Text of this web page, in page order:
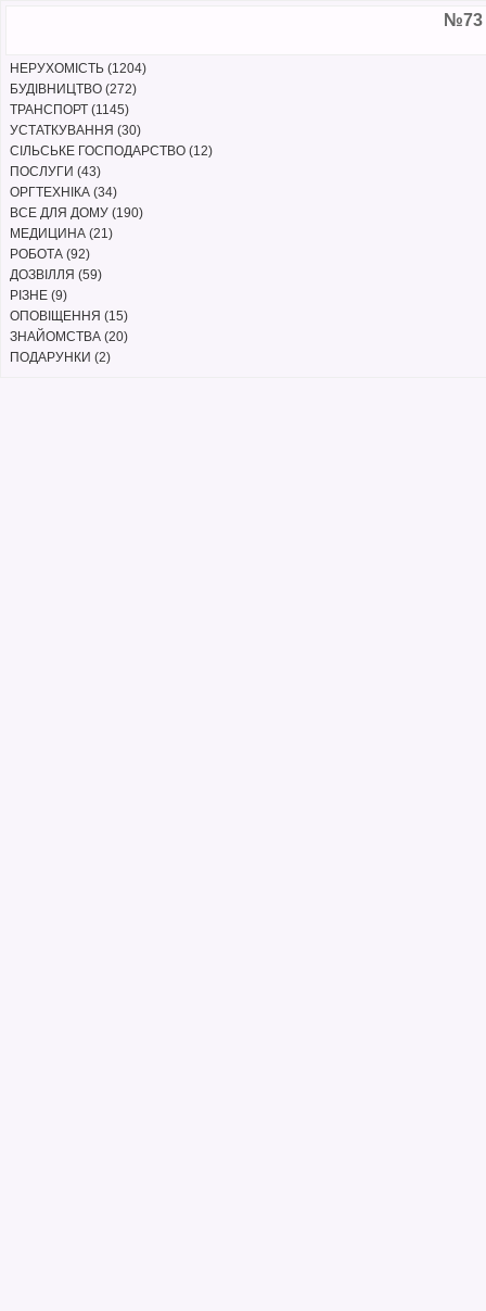
№73
НЕРУХОМІСТЬ (1204)
БУДІВНИЦТВО (272)
ТРАНСПОРТ (1145)
УСТАТКУВАННЯ (30)
СІЛЬСЬКЕ ГОСПОДАРСТВО (12)
ПОСЛУГИ (43)
ОРГТЕХНІКА (34)
ВСЕ ДЛЯ ДОМУ (190)
МЕДИЦИНА (21)
РОБОТА (92)
ДОЗВІЛЛЯ (59)
РІЗНЕ (9)
ОПОВІЩЕННЯ (15)
ЗНАЙОМСТВА (20)
ПОДАРУНКИ (2)